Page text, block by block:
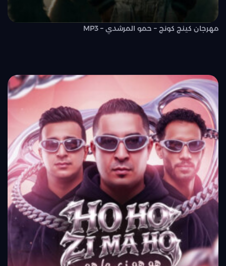
مهرجان كينج كونج – حمو المرشدي – MP3